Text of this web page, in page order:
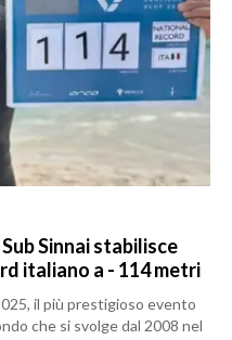
Sinnai stabilisce
italiano a - 114 metri
il più prestigioso evento
che si svolge dal 2008 nel